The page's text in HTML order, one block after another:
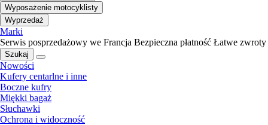
Wyposażenie motocyklisty
Wyprzedaż
Marki
Serwis posprzedażowy we Francja Bezpieczna płatność Łatwe zwroty
Szukaj
Nowości
Kufery centarlne i inne
Boczne kufry
Miękki bagaż
Słuchawki
Ochrona i widoczność